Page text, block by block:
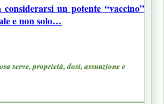
un potente “vaccino”
e non solo…
serve, proprietà, dosi, assunzione e